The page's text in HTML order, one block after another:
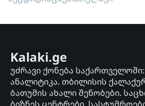
Kalaki.ge
უძრავი ქონება
ანალიტიკა. თბილისის
ბათუმის ახალი შენობები.